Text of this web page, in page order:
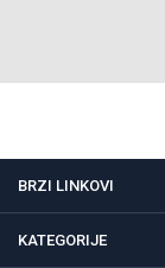
BRZI LINKOVI
KATEGORIJE